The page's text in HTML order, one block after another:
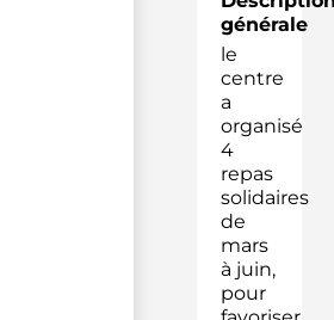
générale
le
centre
a
organisé
4
repas
solidaires
de
mars
à juin,
pour